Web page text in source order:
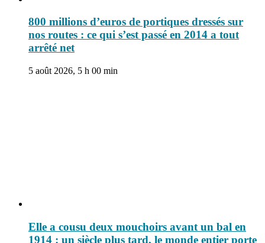
800 millions d’euros de portiques dressés sur
nos routes : ce qui s’est passé en 2014 a tout
arrêté net
5 août 2026, 5 h 00 min
Elle a cousu deux mouchoirs avant un bal en
1914 : un siècle plus tard, le monde entier porte